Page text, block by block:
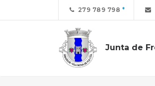
279 789 798
Junta de